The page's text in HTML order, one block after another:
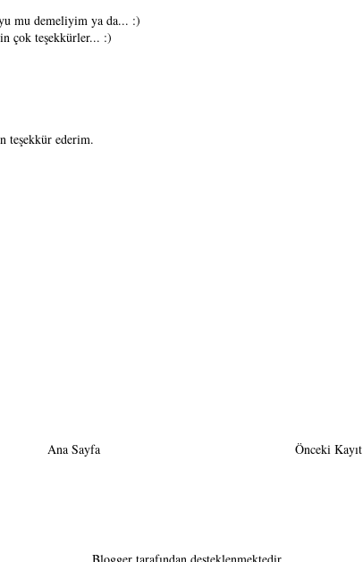
mu demeliyim ya da... :)
çok teşekkürler... :)
teşekkür ederim.
Önceki Kayıt
Ana Sayfa